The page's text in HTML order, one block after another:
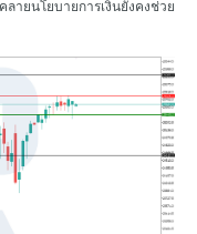
นโยบายการเงินยังคงช่วย